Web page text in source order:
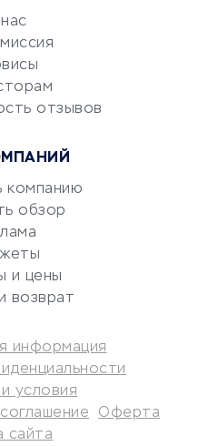
отзывов
компанию
обзор
и цены
возврат
информация
условия
Оферта
сайта